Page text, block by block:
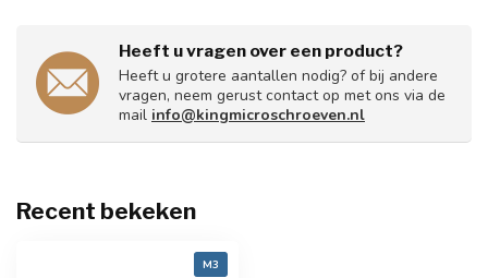
Heeft u vragen over een product?
Heeft u grotere aantallen nodig? of bij andere
vragen, neem gerust contact op met ons via de
mail info@kingmicroschroeven.nl
Recent bekeken
M3